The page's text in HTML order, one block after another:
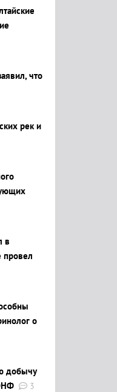
что
рек и
в
провел
о
добычу
3